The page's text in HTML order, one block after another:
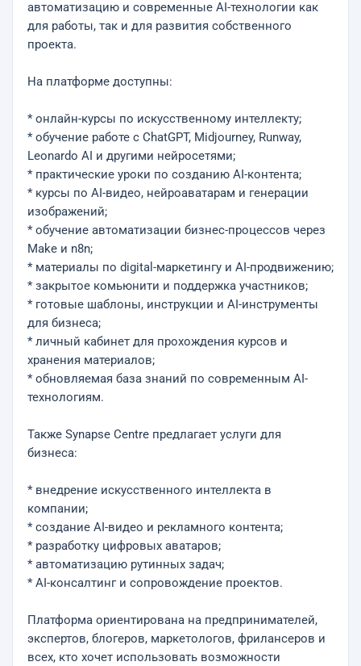
автоматизацию и современные AI-технологии как
для работы, так и для развития собственного
проекта.
На платформе доступны:
* онлайн-курсы по искусственному интеллекту;
* обучение работе с ChatGPT, Midjourney, Runway,
Leonardo AI и другими нейросетями;
* практические уроки по созданию AI-контента;
* курсы по AI-видео, нейроаватарам и генерации
изображений;
* обучение автоматизации бизнес-процессов через
Make и n8n;
* материалы по digital-маркетингу и AI-продвижению;
* закрытое комьюнити и поддержка участников;
* готовые шаблоны, инструкции и AI-инструменты
для бизнеса;
* личный кабинет для прохождения курсов и
хранения материалов;
* обновляемая база знаний по современным AI-
технологиям.
Также Synapse Centre предлагает услуги для
бизнеса:
* внедрение искусственного интеллекта в
компании;
* создание AI-видео и рекламного контента;
* разработку цифровых аватаров;
* автоматизацию рутинных задач;
* AI-консалтинг и сопровождение проектов.
Платформа ориентирована на предпринимателей,
экспертов, блогеров, маркетологов, фрилансеров и
всех, кто хочет использовать возможности